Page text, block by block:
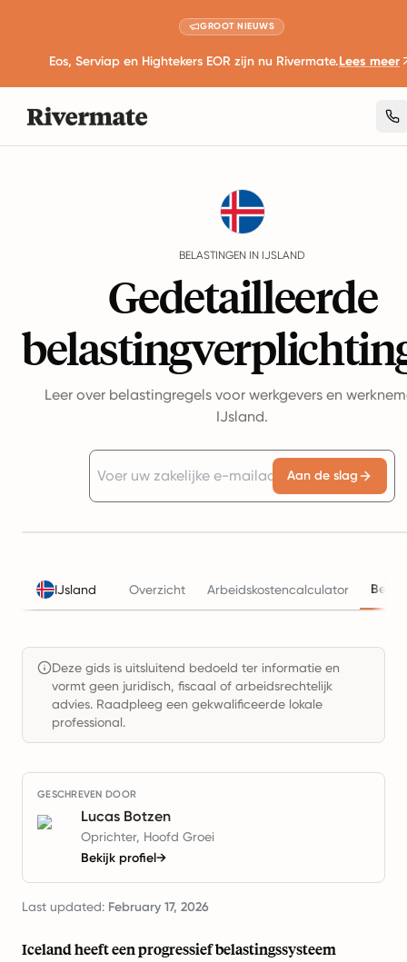
GROOT NIEUWS
Eos, Serviap en Hightekers EOR zijn nu Rivermate.Lees meer
BELASTINGEN IN IJSLAND
Gedetailleerde
Leer over belastingregels voor werkgevers en
IJsland.
Aan de slag
IJsland Overzicht Arbeidskostencalculator
Deze gids is uitsluitend bedoeld ter informatie en
vormt geen juridisch, fiscaal of arbeidsrechtelijk
advies. Raadpleeg een gekwalificeerde lokale
professional.
GESCHREVEN DOOR
Lucas Botzen
Oprichter, Hoofd Groei
Bekijk profiel→
Last updated: February 17, 2026
Iceland heeft een progressief belastingssysteem